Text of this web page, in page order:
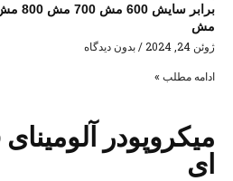
مش
ژوئن 24, 2024
بدون دیدگاه
ادامه مطلب »
میکروپودر
ای